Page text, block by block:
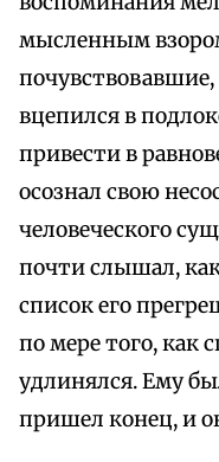
мысленным
вцепился в
привести в
осознал свою
человеческого
почти слышал,
список его
по мере того, как
удлинялся. Ему
пришел конец, и